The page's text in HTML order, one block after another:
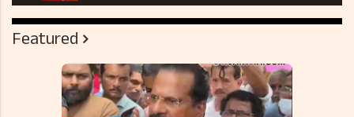
Featured